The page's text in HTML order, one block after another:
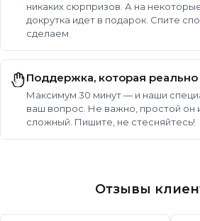
никаких сюрпризов. А на
докрутка идет в подарок. Спите
сделаем
Поддержка, которая реально
Максимум 30 минут — и наши
ваш вопрос. Не важно, простой он
сложный. Пишите, не стесняйтесь!
Отзывы